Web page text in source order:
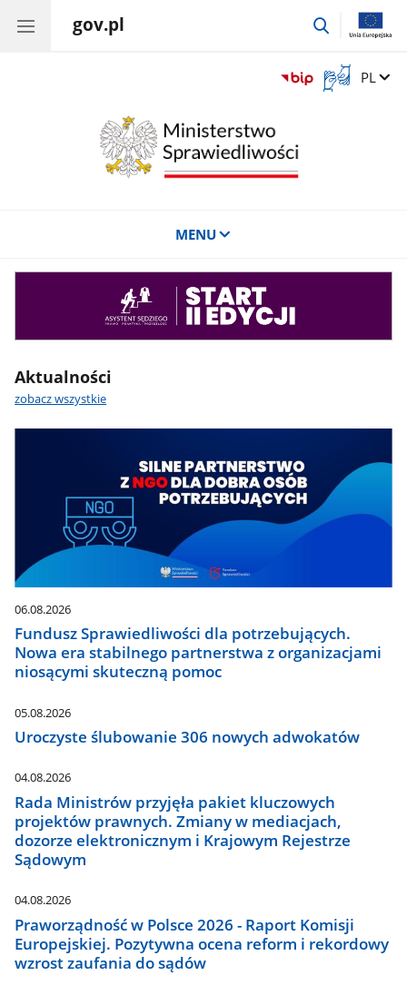
gov.pl
przejdź
Otwórz
okno
Zmień
PL
MENU
Aktualności
zobacz wszystkie
06.08.2026
Fundusz Sprawiedliwości dla potrzebujących.
Nowa era stabilnego partnerstwa z organizacjami
niosącymi skuteczną pomoc
05.08.2026
Uroczyste ślubowanie 306 nowych adwokatów
04.08.2026
Rada Ministrów przyjęła pakiet kluczowych
projektów prawnych. Zmiany w mediacjach,
dozorze elektronicznym i Krajowym Rejestrze
Sądowym
04.08.2026
Praworządność w Polsce 2026 - Raport Komisji
Europejskiej. Pozytywna ocena reform i rekordowy
wzrost zaufania do sądów